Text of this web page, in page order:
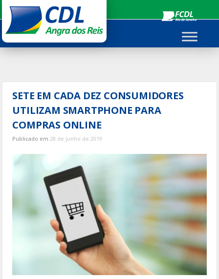
para
conteúdo
SETE EM CADA DEZ CONSUMIDORES
UTILIZAM SMARTPHONE PARA
COMPRAS ONLINE
Publicado em28 de junho de 2019